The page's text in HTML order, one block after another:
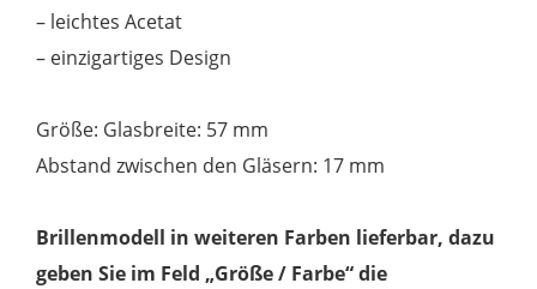
– leichtes Acetat
– einzigartiges Design
Größe: Glasbreite: 57 mm
Abstand zwischen den Gläsern: 17 mm
Brillenmodell in weiteren Farben lieferbar, dazu
geben Sie im Feld „Größe / Farbe“ die